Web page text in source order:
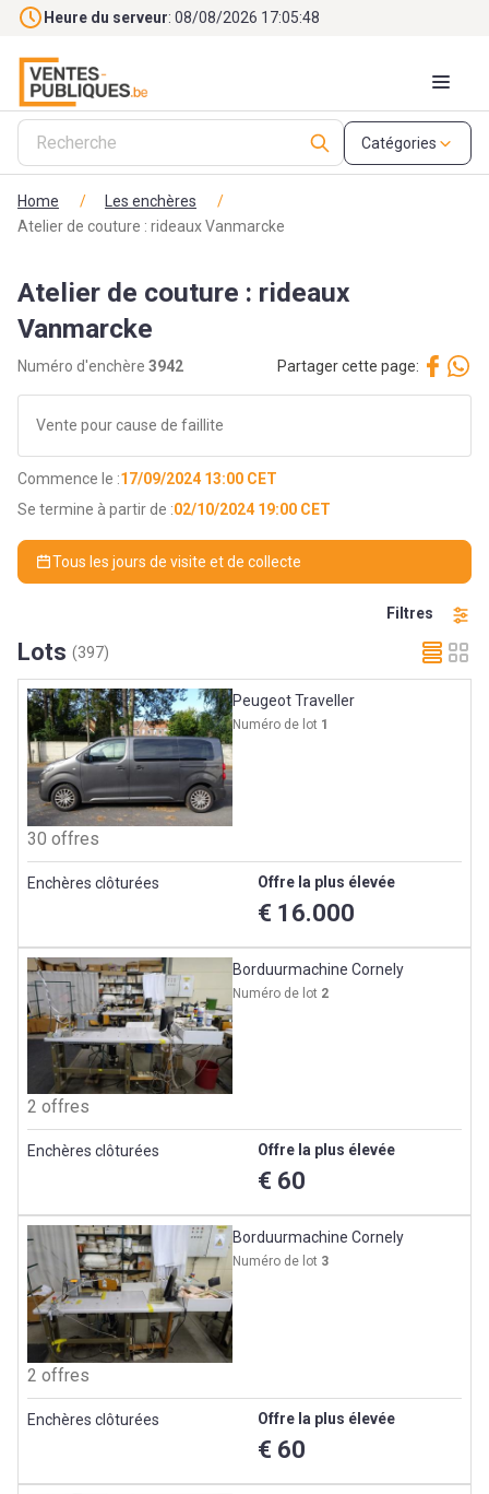
Skip to main content
Heure du serveur: 08/08/2026 17:05:50
Catégories
Home / Les enchères
/
Atelier de couture : rideaux Vanmarcke
Atelier de couture : rideaux
Vanmarcke
Numéro d'enchère 3942 Partager cette page:
Vente pour cause de faillite
Commence le :17/09/2024 13:00 CET
Se termine à partir de :02/10/2024 19:00 CET
Tous les jours de visite et de collecte
Filtres
Lots (397)
Peugeot Traveller
Numéro de lot 1
30 offres
Enchères clôturées Offre la plus élevée
€ 16.000
Borduurmachine Cornely
Numéro de lot 2
2 offres
Enchères clôturées Offre la plus élevée
€ 60
Borduurmachine Cornely
Numéro de lot 3
2 offres
Enchères clôturées Offre la plus élevée
€ 60